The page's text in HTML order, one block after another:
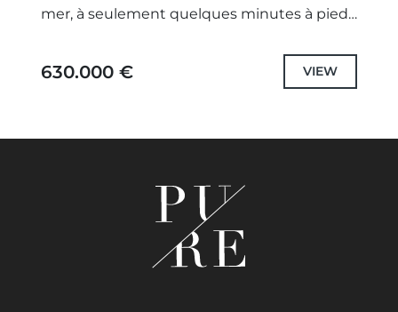
mer, à seulement quelques minutes à pied
offrant de magnifiques vues...
630.000 € VIEW